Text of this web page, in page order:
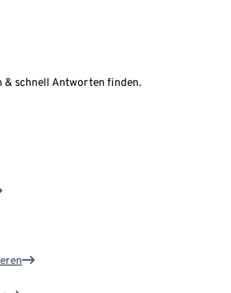
& schnell Antworten finden.